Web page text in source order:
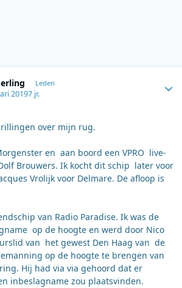
Leden
20197 jr.
over mijn rug.
en aan boord een VPRO live-
Brouwers. Ik kocht dit schip later voor
Vrolijk voor Delmare. De afloop is
van Radio Paradise. Ik was de
op de hoogte en werd door Nico
van het gewest Den Haag van de
op de hoogte te brengen van
Hij had via via gehoord dat er
inbeslagname zou plaatsvinden.